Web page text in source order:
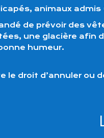
animaux admis
de prévoir des
une glacière afin
humeur.
le droit d’annuler ou